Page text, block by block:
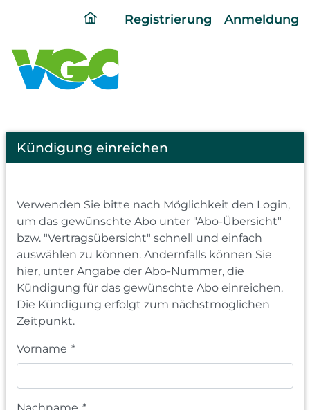
ding
page
Registrierung Anmeldung
Cancel
Abo
Kündigung einreichen
Verwenden Sie bitte nach Möglichkeit den Login,
um das gewünschte Abo unter "Abo-Übersicht"
bzw. "Vertragsübersicht" schnell und einfach
auswählen zu können. Andernfalls können Sie
hier, unter Angabe der Abo-Nummer, die
Kündigung für das gewünschte Abo einreichen.
Die Kündigung erfolgt zum nächstmöglichen
Zeitpunkt.
Vorname *